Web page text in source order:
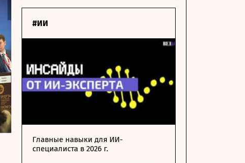
#ИИ
Главные навыки для ИИ-
специалиста в 2026 г.